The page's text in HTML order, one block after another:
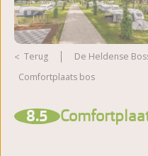
Terug De Heldense
Comfortplaats bos
8.5